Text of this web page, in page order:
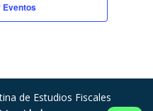
Eventos
de Estudios Fiscales